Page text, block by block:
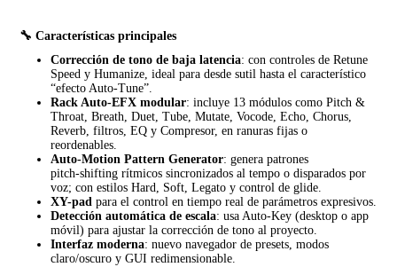
🔧 Características principales
Corrección de tono de baja latencia: con controles de Retune
Speed y Humanize, ideal para desde sutil hasta el característico
“efecto Auto‑Tune”.
Rack Auto‑EFX modular: incluye 13 módulos como Pitch &
Throat, Breath, Duet, Tube, Mutate, Vocode, Echo, Chorus,
Reverb, filtros, EQ y Compresor, en ranuras fijas o
reordenables.
Auto‑Motion Pattern Generator: genera patrones
pitch‑shifting rítmicos sincronizados al tempo o disparados por
voz; con estilos Hard, Soft, Legato y control de glide.
XY-pad para el control en tiempo real de parámetros expresivos.
Detección automática de escala: usa Auto‑Key (desktop o app
móvil) para ajustar la corrección de tono al proyecto.
Interfaz moderna: nuevo navegador de presets, modos
claro/oscuro y GUI redimensionable.